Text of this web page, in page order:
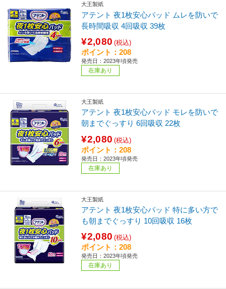
大王製紙
アテント 夜1枚安心パッド ムレを防いで
長時間吸収 4回吸収 39枚
¥2,080 (税込)
ポイント：208
発売日：2023年頃発売
在庫あり
大王製紙
アテント 夜1枚安心パッド モレを防いで
朝までぐっすり 6回吸収 22枚
¥2,080 (税込)
ポイント：208
発売日：2023年頃発売
在庫あり
大王製紙
アテント 夜1枚安心パッド 特に多い方で
も朝までぐっすり 10回吸収 16枚
¥2,080 (税込)
ポイント：208
発売日：2023年頃発売
在庫あり